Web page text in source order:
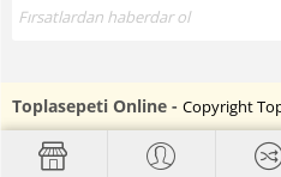
Toplasepeti Online - Copyright